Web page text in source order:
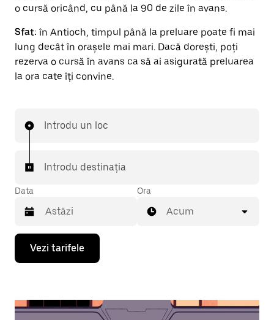
o cursă oricând, cu până la 90 de zile în avans.
Sfat: în Antioch, timpul până la preluare poate fi mai
lung decât în orașele mai mari. Dacă dorești, poți
rezerva o cursă în avans ca să ai asigurată preluarea
la ora cate îți convine.
Introdu un loc
Introdu destinația
Data
Pentru
deschide
selecta
Ora
Acum
Vezi tarifele